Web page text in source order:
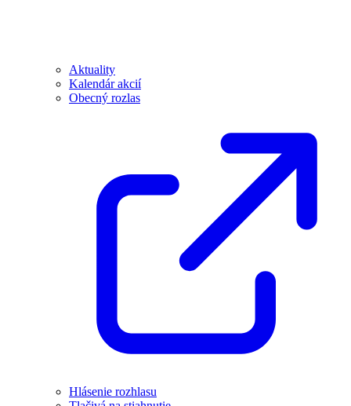
Aktuality
Kalendár akcií
Obecný rozlas
Hlásenie rozhlasu